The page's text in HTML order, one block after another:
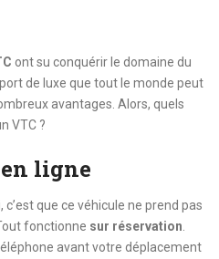
ont su conquérir le domaine du
de luxe que tout le monde peut
avantages. Alors, quels
VTC ?
ligne
c’est que ce véhicule ne prend pas
fonctionne sur réservation
avant votre déplacement